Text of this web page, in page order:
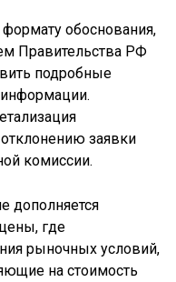
обоснования,
Правительства РФ
подробные
заявки
комиссии.
дополняется
где
рыночных условий,
на стоимость